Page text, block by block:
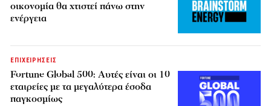
οικονομία θα χτιστεί πάνω στην
ενέργεια
ΕΠΙΧΕΙΡΗΣΕΙΣ
Fortune Global 500: Αυτές είναι οι 10
εταιρείες με τα μεγαλύτερα έσοδα
παγκοσμίως